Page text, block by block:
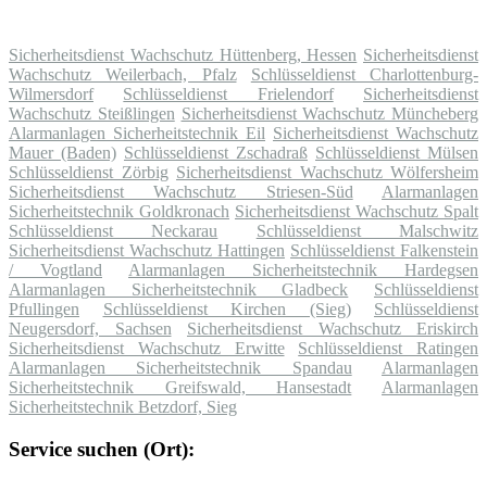
Sicherheitsdienst Wachschutz Hüttenberg, Hessen Sicherheitsdienst
Wachschutz Weilerbach, Pfalz
Schlüsseldienst Charlottenburg-
Wilmersdorf
Schlüsseldienst Frielendorf
Sicherheitsdienst
Wachschutz Steißlingen Sicherheitsdienst Wachschutz Müncheberg
Alarmanlagen Sicherheitstechnik Eil Sicherheitsdienst Wachschutz
Mauer (Baden) Schlüsseldienst Zschadraß Schlüsseldienst Mülsen
Schlüsseldienst Zörbig Sicherheitsdienst Wachschutz Wölfersheim
Sicherheitsdienst Wachschutz Striesen-Süd
Alarmanlagen
Sicherheitstechnik Goldkronach Sicherheitsdienst Wachschutz Spalt
Schlüsseldienst Neckarau
Schlüsseldienst Malschwitz
Sicherheitsdienst Wachschutz Hattingen Schlüsseldienst Falkenstein
/ Vogtland
Alarmanlagen Sicherheitstechnik Hardegsen
Alarmanlagen Sicherheitstechnik Gladbeck
Schlüsseldienst
Pfullingen
Schlüsseldienst Kirchen (Sieg)
Schlüsseldienst
Neugersdorf, Sachsen
Sicherheitsdienst Wachschutz Eriskirch
Sicherheitsdienst Wachschutz Erwitte
Schlüsseldienst Ratingen
Alarmanlagen Sicherheitstechnik Spandau
Alarmanlagen
Sicherheitstechnik Greifswald, Hansestadt
Alarmanlagen
Sicherheitstechnik Betzdorf, Sieg
Service suchen (Ort):